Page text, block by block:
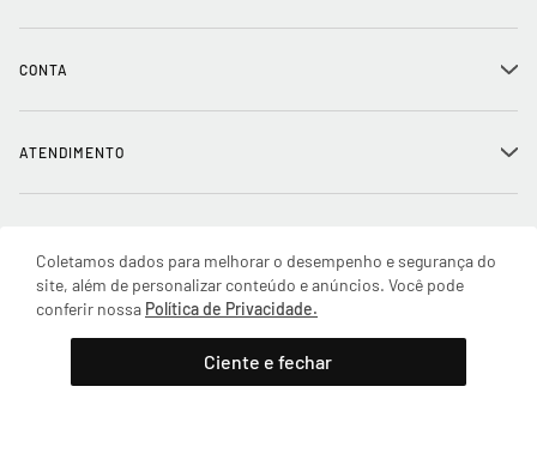
Coletamos dados para melhorar o desempenho e segurança do
site, além de personalizar conteúdo e anúncios. Você pode
conferir nossa Política de Privacidade.
Ciente e fechar
Adicionar à sacola
Trabalhe conosco
Conecte-se
Mapa do Site
CONTA +
Meus pedidos
Wishlist
ATENDIMENTO +
Formas de Pagamento
Encontre a loja mais próxima